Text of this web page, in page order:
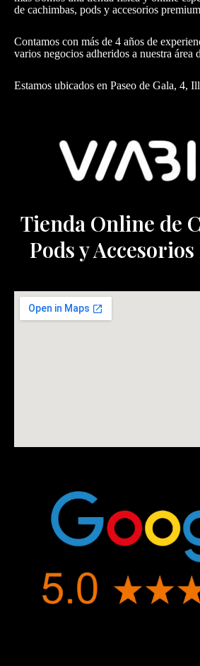
de cachimbas, pods y accesorios
Contamos con más de 4 años de
varios negocios adheridos a nuestra área
Estamos ubicados en Paseo de Gala, 4,
Tienda Online de
Pods y